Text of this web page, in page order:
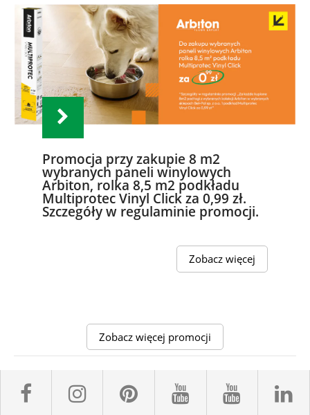
Promocja przy zakupie 8 m2
wybranych paneli winylowych
Arbiton, rolka 8,5 m2 podkładu
Multiprotec Vinyl Click za 0,99 zł.
Szczegóły w regulaminie promocji.
Zobacz więcej
Zobacz więcej promocji
facebook sklepyBELPOL
instagram
pinterestyoutube